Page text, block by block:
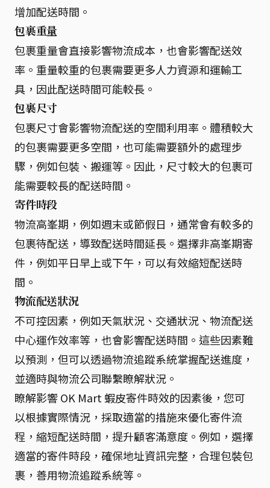
增加配送時間。
包裹重量
包裹重量會直接影響物流成本，也會影響配送效
率。重量較重的包裹需要更多人力資源和運輸工
具，因此配送時間可能較長。
包裹尺寸
包裹尺寸會影響物流配送的空間利用率。體積較大
的包裹需要更多空間，也可能需要額外的處理步
驟，例如包裝、搬運等。因此，尺寸較大的包裹可
能需要較長的配送時間。
寄件時段
物流高峯期，例如週末或節假日，通常會有較多的
包裹待配送，導致配送時間延長。選擇非高峯期寄
件，例如平日早上或下午，可以有效縮短配送時
間。
物流配送狀況
不可控因素，例如天氣狀況、交通狀況、物流配送
中心運作效率等，也會影響配送時間。這些因素難
以預測，但可以透過物流追蹤系統掌握配送進度，
並適時與物流公司聯繫瞭解狀況。
瞭解影響 OK Mart 蝦皮寄件時效的因素後，您可
以根據實際情況，採取適當的措施來優化寄件流
程，縮短配送時間，提升顧客滿意度。例如，選擇
適當的寄件時段，確保地址資訊完整，合理包裝包
裹，善用物流追蹤系統等。